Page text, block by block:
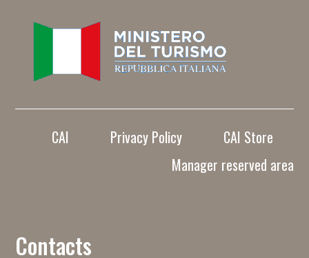
CAI Privacy Policy
CAI Store
Manager reserved area
Contacts